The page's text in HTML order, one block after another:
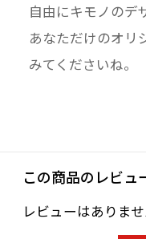
自由にキモノのデ
あなただけのオリ
みてくださいね。
この商品のレビュ
レビューはありませ